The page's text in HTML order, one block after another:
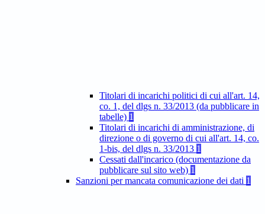
Titolari di incarichi politici di cui all'art. 14,
co. 1, del dlgs n. 33/2013 (da pubblicare in
tabelle) 1
Titolari di incarichi di amministrazione, di
direzione o di governo di cui all'art. 14, co.
1-bis, del dlgs n. 33/2013 1
Cessati dall'incarico (documentazione da
pubblicare sul sito web) 1
Sanzioni per mancata comunicazione dei dati 1